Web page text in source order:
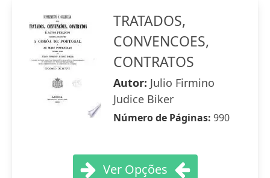
TRATADOS,
CONVENCOES,
CONTRATOS
Autor: Julio Firmino
Judice Biker
Número de Páginas: 990
Ver Opções